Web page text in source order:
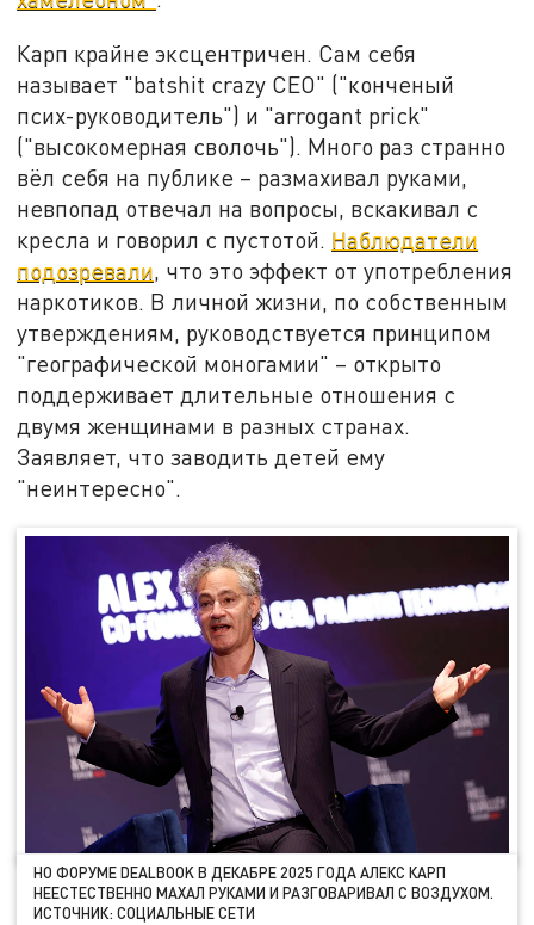
Карп крайне эксцентричен. Сам себя
называет "batshit crazy CEO" ("конченый
псих-руководитель") и "arrogant prick"
("высокомерная сволочь"). Много раз странно
вёл себя на публике – размахивал руками,
невпопад отвечал на вопросы, вскакивал с
кресла и говорил с пустотой. Наблюдатели
подозревали, что это эффект от употребления
наркотиков. В личной жизни, по собственным
утверждениям, руководствуется принципом
"географической моногамии" – открыто
поддерживает длительные отношения с
двумя женщинами в разных странах.
Заявляет, что заводить детей ему
"неинтересно".
НО ФОРУМЕ DEALBOOK В ДЕКАБРЕ 2025 ГОДА АЛЕКС КАРП
НЕЕСТЕСТВЕННО МАХАЛ РУКАМИ И РАЗГОВАРИВАЛ С ВОЗДУХОМ.
ИСТОЧНИК: СОЦИАЛЬНЫЕ СЕТИ